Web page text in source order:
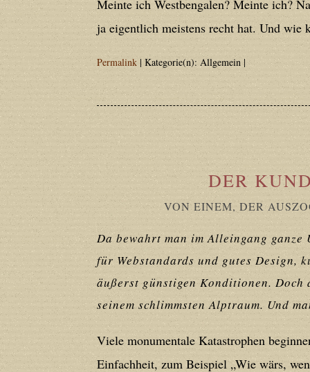
in/home/users/confidit/www/cms/
Deprecated: Creation of dynamic
deprecated in/home/users/confidit/
line210
Deprecated: Creation of dynamic
deprecated in/home/users/confidit/
line212
Deprecated: Creation of dynamic
deprecated in/home/users/confidit/
line213
Deprecated: Creation of dynamic
Meinte ich Westbengalen? Meinte ich?
ja eigentlich meistens recht hat. Und wie
Permalink| Kategorie(n): Allgemein |
DER
VON EINEM, DER
Da bewahrt man im Alleingang ganze
für Webstandards und gutes Design,
äußerst günstigen Konditionen. Doch
seinem schlimmsten Alptraum. Und
Viele monumentale Katastrophen
Einfachheit, zum Beispiel „Wie wärs,